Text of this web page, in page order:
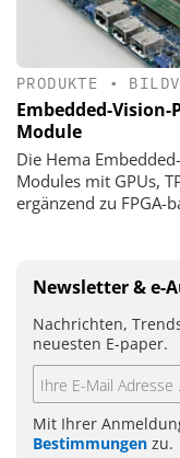
PRODUKTE •
Embedded-
Module
Die Hema
Modules mit GPUs,
ergänzend zu FPGA-
Newsletter & e-
Nachrichten,
neuesten E-paper.
Mit Ihrer
Bestimmungen zu.